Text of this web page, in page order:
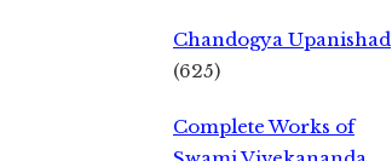
Chandogya Upanishad
(625)
Complete Works of